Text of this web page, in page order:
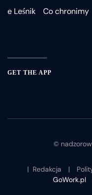
e Leśnik Co chronimy
GET THE APP
©
| Redakcja |
GoWork.pl